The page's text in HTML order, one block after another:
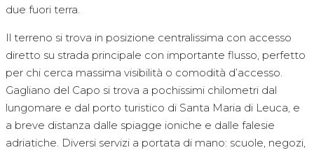
due fuori terra.
Il terreno si trova in posizione centralissima con accesso
diretto su strada principale con importante flusso, perfetto
per chi cerca massima visibilità o comodità d’accesso.
Gagliano del Capo si trova a pochissimi chilometri dal
lungomare e dal porto turistico di Santa Maria di Leuca, e
a breve distanza dalle spiagge ioniche e dalle falesie
adriatiche. Diversi servizi a portata di mano: scuole, negozi,